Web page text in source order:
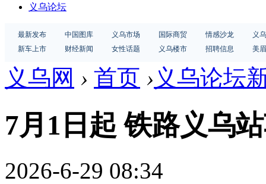
义乌论坛
最新发布 中国图库 义乌市场 国际商贸 情感沙龙
义
新车上市
财经新闻 女性话题 义乌楼市 招聘信息 美
义乌网 › 首页 › 义乌论坛
7月1日起 铁路义乌
2026-6-29 08:34